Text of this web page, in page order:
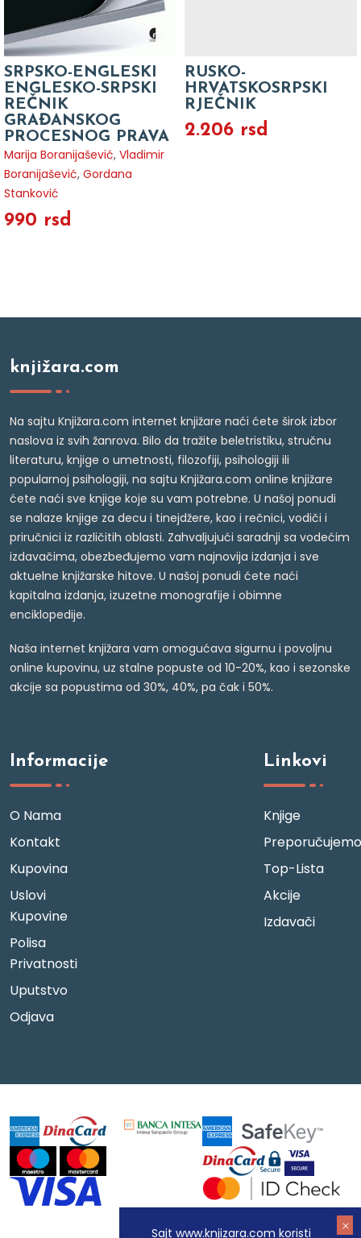
Sajt www.knjizara.com koristi
SRPSKO-ENGLESKI
ENGLESKO-SRPSKI
REČNIK
GRAĐANSKOG
PROCESNOG PRAVA
Marija Boranijašević, Vladimir
Boranijašević, Gordana
Stanković
990 rsd
RUSKO-
HRVATSKOSRPSKI
RJEČNIK
2.206 rsd
knjižara.com
Na sajtu Knjižara.com internet knjižare naći ćete širok izbor
naslova iz svih žanrova. Bilo da tražite beletristiku, stručnu
literaturu, knjige o umetnosti, filozofiji, psihologiji ili
popularnoj psihologiji, na sajtu Knjižara.com online knjižare
ćete naći sve knjige koje su vam potrebne. U našoj ponudi
se nalaze knjige za decu i tinejdžere, kao i rečnici, vodiči i
priručnici iz različitih oblasti. Zahvaljujući saradnji sa vodećim
izdavačima, obezbeđujemo vam najnovija izdanja i sve
aktuelne knjižarske hitove. U našoj ponudi ćete naći
kapitalna izdanja, izuzetne monografije i obimne
enciklopedije.
Naša internet knjižara vam omogućava sigurnu i povoljnu
online kupovinu, uz stalne popuste od 10-20%, kao i sezonske
akcije sa popustima od 30%, 40%, pa čak i 50%.
Informacije
O Nama
Kontakt
Kupovina
Uslovi
Kupovine
Polisa
Privatnosti
Uputstvo
Odjava
Linkovi
Knjige
Preporučujemo
Top-Lista
Akcije
Izdavači